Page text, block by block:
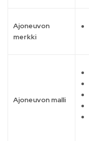
Ajoneuvon
merkki
Ajoneuvon malli